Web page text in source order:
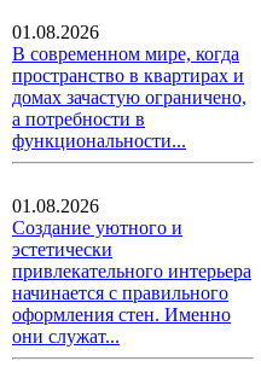
01.08.2026
В современном мире, когда
пространство в квартирах и
домах зачастую ограничено,
а потребности в
функциональности...
01.08.2026
Создание уютного и
эстетически
привлекательного интерьера
начинается с правильного
оформления стен. Именно
они служат...